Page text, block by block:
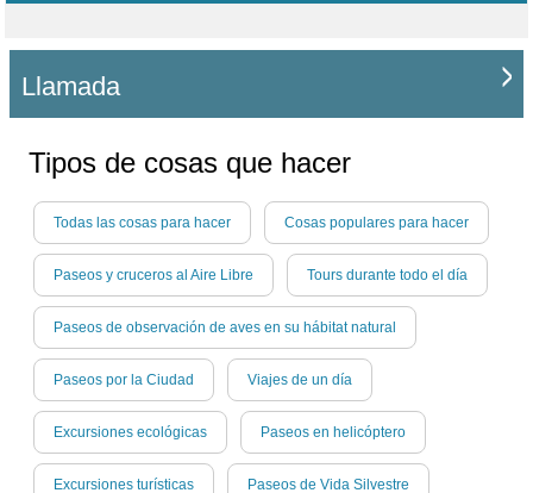
Llamada
Tipos de cosas que hacer
Todas las cosas para hacer Cosas populares para hacer
Paseos y cruceros al Aire Libre Tours durante todo el día
Paseos de observación de aves en su hábitat natural
Paseos por la Ciudad Viajes de un día
Excursiones ecológicas Paseos en helicóptero
Excursiones turísticas Paseos de Vida Silvestre